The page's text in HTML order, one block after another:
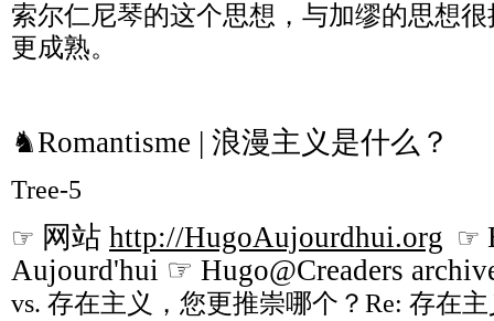
索尔仁尼琴的这个思想，与加缪的思想
更成熟。
♞Romantisme | 浪漫主义是什么？
Tree-5
☞ 网站 http://HugoAujourdhui.org ☞
Aujourd'hui ☞ Hugo@Creaders
vs. 存在主义，您更推崇哪个？Re: 存在